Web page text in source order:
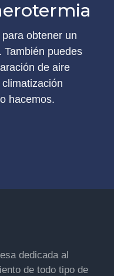
obtener un
También puedes
de aire
hacemos.
dedicada al
de todo tipo de